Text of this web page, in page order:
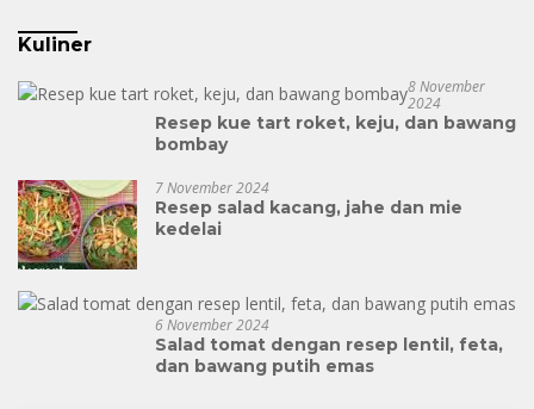
Kuliner
8 November
2024
Resep kue tart roket, keju, dan bawang
bombay
7 November 2024
Resep salad kacang, jahe dan mie
kedelai
6 November 2024
Salad tomat dengan resep lentil, feta,
dan bawang putih emas